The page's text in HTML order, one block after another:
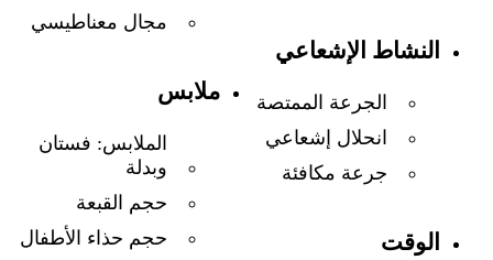
النشاط الإشعاعي
الجرعة الممتصة
انحلال إشعاعي
جرعة مكافئة
الوقت
مجال معناطيسي
ملابس
الملابس: فستان
وبدلة
حجم القبعة
حجم حذاء الأطفال